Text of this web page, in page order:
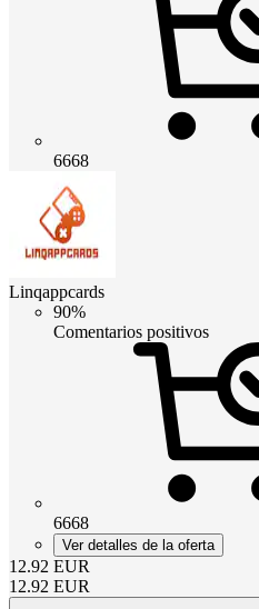
6668
Linqappcards
90%
Comentarios positivos
6668
Ver detalles de la oferta
12.92 EUR
12.92 EUR